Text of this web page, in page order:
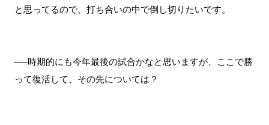
と思ってるので、打ち合いの中で倒し切りたいです。
──時期的にも今年最後の試合かなと思いますが、ここで勝
って復活して、その先については？